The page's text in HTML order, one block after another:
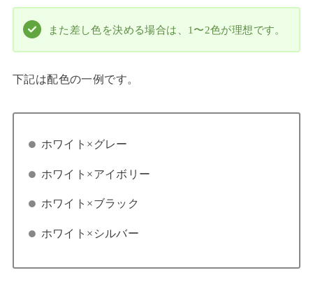
また差し色を決める場合は、1〜2色が理想です。
下記は配色の一例です。
ホワイト×グレー
ホワイト×アイボリー
ホワイト×ブラック
ホワイト×シルバー